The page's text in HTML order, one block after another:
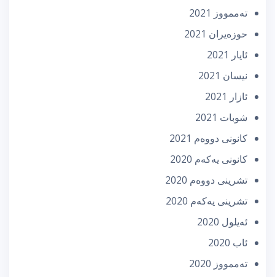
تەممووز 2021
حوزه‌یران 2021
ئایار 2021
نیسان 2021
ئازار 2021
شوبات 2021
كانونی دووه‌م 2021
كانونی یه‌كه‌م 2020
تشرینی دووه‌م 2020
تشرینی یه‌كه‌م 2020
ئه‌یلول 2020
ئاب 2020
تەممووز 2020